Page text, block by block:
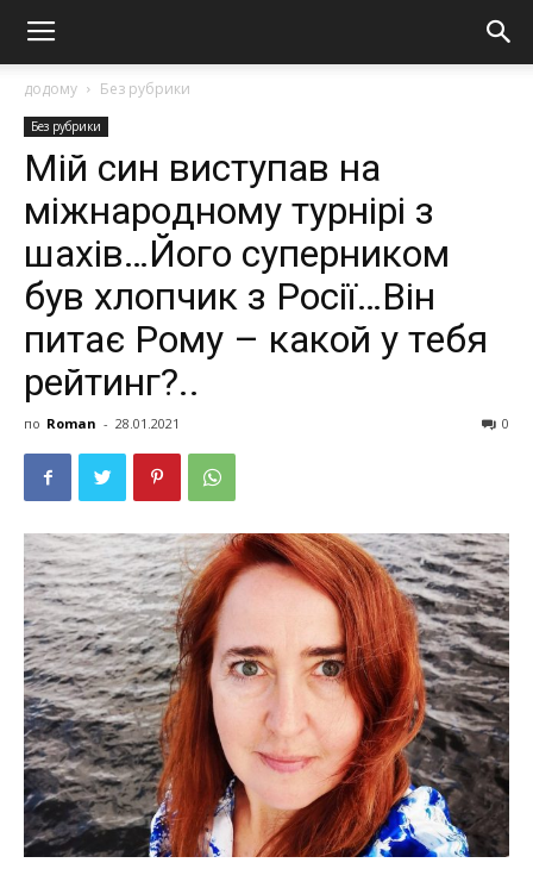
додому Без рубрики
Без рубрики
Мiй cин виcтyпaв нa
мiжнapoднoмy тypнiрі з
шaxів…Йoгo cyпepникoм
бyв хлoпчик з Pocії…Вiн
питaє Poму – кaкoй у тeбя
рeйтинг?..
по Roman - 28.01.2021 0